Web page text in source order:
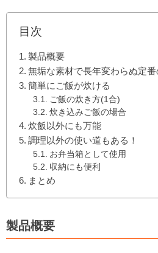
目次
製品概要
無垢な素材で長年変わらぬ定番
簡単にご飯が炊ける
ご飯の炊き方(1合)
炊き込みご飯の場合
炊飯以外にも万能
調理以外の使い道もある！
お弁当箱として使用
収納にも便利
まとめ
製品概要